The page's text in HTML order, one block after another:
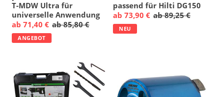
T-MDW Ultra für
universelle Anwendung
ab 71,40 € ab 85,80 €
ANGEBOT
passend für Hilti DG150
ab 73,90 € ab 89,25 €
NEU